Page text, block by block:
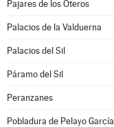
Pajares de los Oteros
Palacios de la Valduerna
Palacios del Sil
Páramo del Sil
Peranzanes
Pobladura de Pelayo García